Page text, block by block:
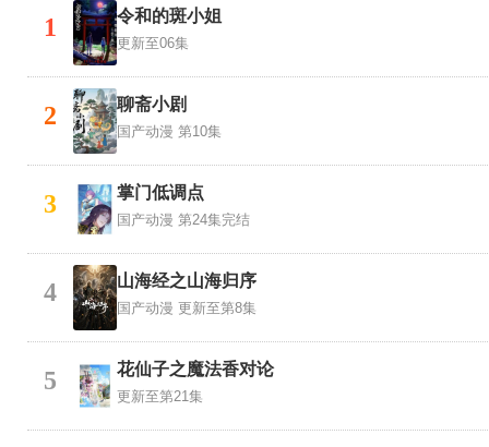
1 令和的斑小姐
更新至06集
2 聊斋小剧
国产动漫 第10集
3 掌门低调点
国产动漫 第24集完结
4 山海经之山海归序
国产动漫 更新至第8集
5 花仙子之魔法香对论
更新至第21集